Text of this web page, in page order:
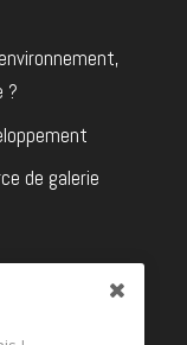
?
de galerie